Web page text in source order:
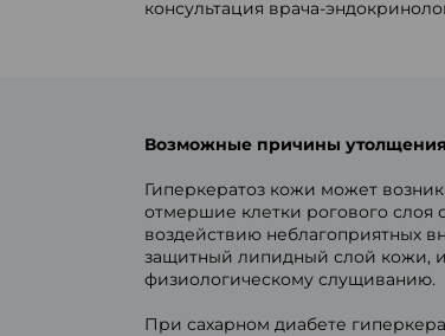
консультация врача-
Возможные причины
Гиперкератоз кожи может
отмершие клетки рогового слоя
воздействию неблагоприятных
защитный липидный слой кожи, и
физиологическому слущиванию.
При сахарном диабете